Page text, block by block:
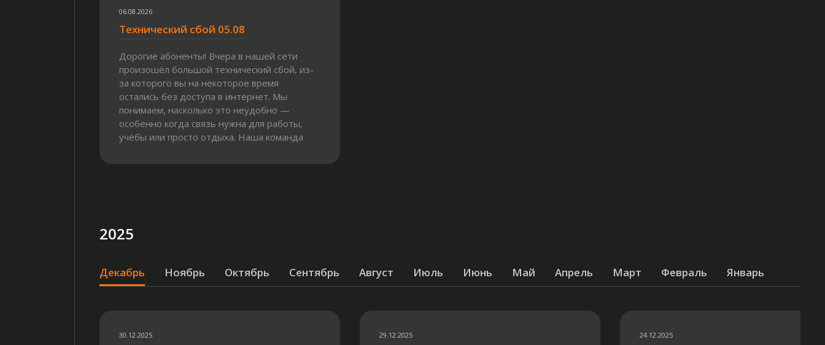
06.08.2026
Технический сбой 05.08
Дорогие абоненты! Вчера в нашей сети
произошёл большой технический сбой, из-
за которого вы на некоторое время
остались без доступа в интернет. Мы
понимаем, насколько это неудобно —
особенно когда связь нужна для работы,
учёбы или просто отдыха. Наша команда
2025
Декабрь Ноябрь Октябрь Сентябрь Август Июль Июнь Май Апрель Март Февраль Январь
30.12.2025 29.12.2025 24.12.2025